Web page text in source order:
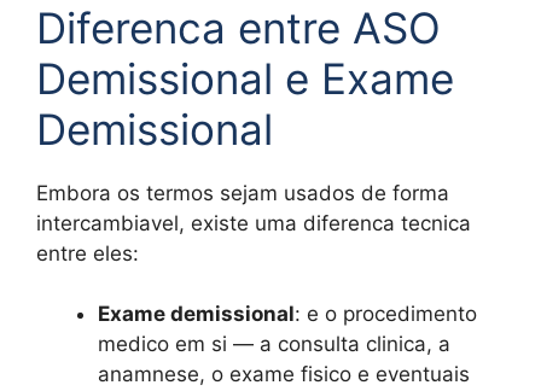
Diferenca entre ASO
Demissional e Exame
Demissional
Embora os termos sejam usados de forma
intercambiavel, existe uma diferenca tecnica
entre eles:
Exame demissional: e o procedimento
medico em si — a consulta clinica, a
anamnese, o exame fisico e eventuais